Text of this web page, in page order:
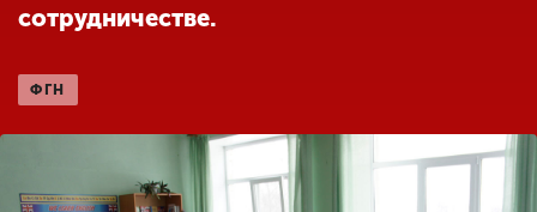
Студенческая жизнь
образовательной
организации
сотрудничестве.
ФГН